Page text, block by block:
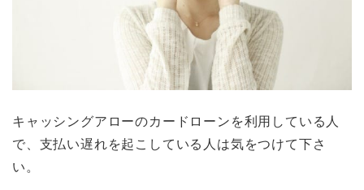
キャッシングアローのカードローンを利用している人
で、支払い遅れを起こしている人は気をつけて下さ
い。